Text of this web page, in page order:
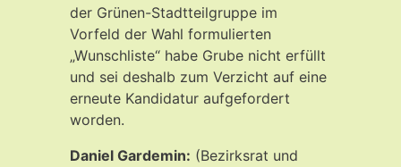
der Grünen-Stadtteilgruppe im
Vorfeld der Wahl formulierten
„Wunschliste“ habe Grube nicht erfüllt
und sei deshalb zum Verzicht auf eine
erneute Kandidatur aufgefordert
worden.
Daniel Gardemin: (Bezirksrat und